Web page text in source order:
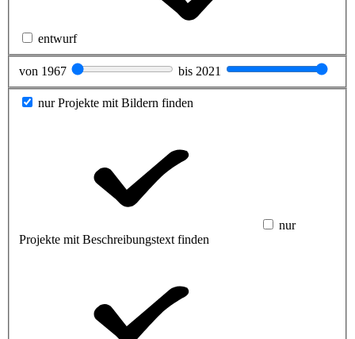
entwurf
von 1967 bis 2021
nur Projekte mit Bildern finden
nur
Projekte mit Beschreibungstext finden